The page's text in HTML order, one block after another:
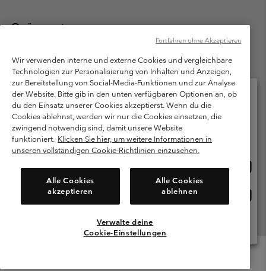
Österreich
Columbia Sportswear Austria GmbH. Moosfeldstraße 1, 5101
Bergheim, Salzburg Österreich. Alle Rechte vorbehalten.
Nutzungsbedingungen
Allgemeine Verkaufsbedingungen
Garantie
Datenschutzerklärung
Bestimmungen und Bedingungen des Mitglieder Programms
Nutzungsbedingungen Für Nutzergenerierte Inhalte
Cookies
Kundenservice: Mo- Fr. 9:00 - 13:00 & 14:00- 18:00 Uhr
(+)43720880525
Wir verwenden interne und externe Cookies und vergleichbare
Technologien zur Personalisierung von Inhalten und Anzeigen,
zur Bereitstellung von Social-Media-Funktionen und zur Analyse
der Website. Bitte gib in den unten verfügbaren Optionen an, ob
du den Einsatz unserer Cookies akzeptierst. Wenn du die
Cookies ablehnst, werden wir nur die Cookies einsetzen, die
zwingend notwendig sind, damit unsere Website
funktioniert. Klicken Sie hier, um weitere Informationen in
unseren vollständigen Cookie-Richtlinien einzusehen.
Alle Cookies
akzeptieren
Alle Cookies
ablehnen
Verwalte deine
Cookie-Einstellungen
Fortfahren ohne Akzeptieren
Bitte wählen Sie Ihr Lieferland und Ihre Sprache
Online-Einkauf verfügbar
Österreich
Alle Länder Anzeigen